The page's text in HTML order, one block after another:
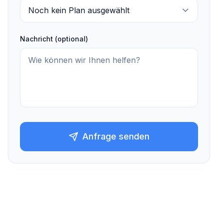
Nachricht (optional)
Anfrage senden